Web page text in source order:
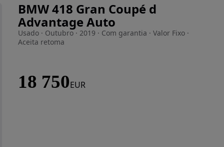
BMW 418 Gran Coupé d
Advantage Auto
Usado · Outubro · 2019 · Com garantia · Valor Fixo ·
Aceita retoma
18 750EUR